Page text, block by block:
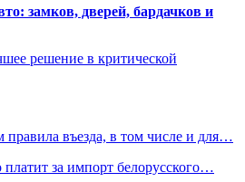
замков, дверей, бардачков и
решение в критической
правила въезда, в том числе и для…
платит за импорт белорусского…